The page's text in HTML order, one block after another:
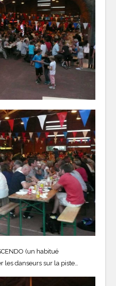
(un habitué
les danseurs sur la piste…